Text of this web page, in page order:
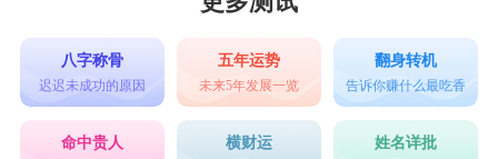
觉。双鱼座更温柔、更浪漫，注重细节，双方可以
通过彼此的细节赢得彼此的善意，互相感动，双方
都是非常真诚的人。
以上就是
金牛座和双鱼座配吗的全部内容。
八字称骨
迟迟未成功的原因
五年运势
未来5年发展一览
翻身转机
告诉你赚什么最吃香
命中贵人 横财运 姓名详批